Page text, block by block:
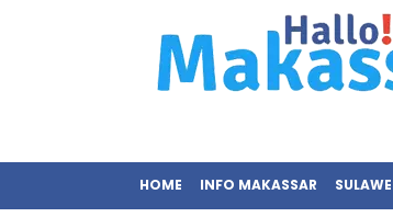
HOME INFO MAKASSAR